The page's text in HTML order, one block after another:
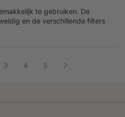
te gebruiken. De
en de verschillende filters
3 4 5